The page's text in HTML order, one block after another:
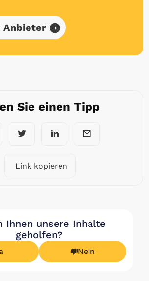
Anbieter
Sie einen Tipp
Link kopieren
Ihnen unsere Inhalte
geholfen?
Nein